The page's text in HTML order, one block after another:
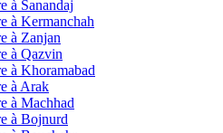
à Sanandaj
à Kermanchah
à Zanjan
à Qazvin
à Khoramabad
à Arak
à Machhad
à Bojnurd